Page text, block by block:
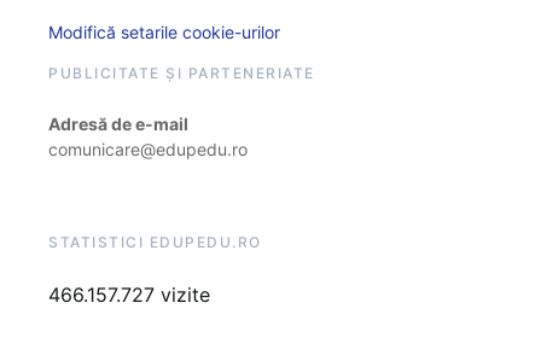
Modifică setarile cookie-urilor
PUBLICITATE ȘI PARTENERIATE
Adresă de e-mail
comunicare@edupedu.ro
STATISTICI EDUPEDU.RO
466.157.727 vizite